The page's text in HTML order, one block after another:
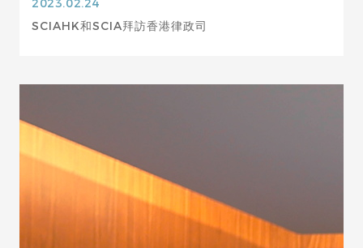
2023.02.24
SCIAHK和SCIA拜訪香港律政司